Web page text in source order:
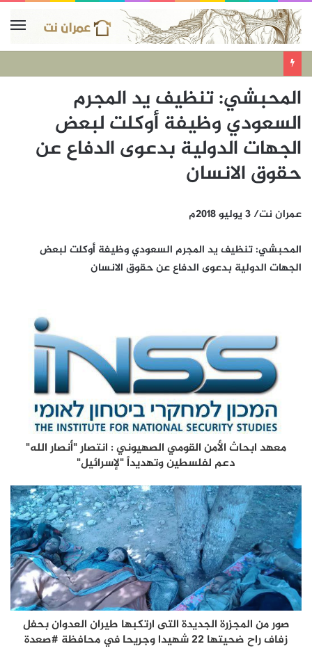
المحبشي: تنظيف يد المجرم
السعودي وظيفة أوكلت لبعض
الجهات الدولية بدعوى الدفاع عن
حقوق الانسان
عمران نت/ 3 يوليو 2018م
المحبشي: تنظيف يد المجرم السعودي وظيفة أوكلت لبعض
الجهات الدولية بدعوى الدفاع عن حقوق الانسان
معهد ابحاث الأمن القومي الصهيوني : انتصار "أنصار الله"
دعم لفلسطين وتهديداً "لإسرائيل"
صور من المجزرة الجديدة التى ارتكبها طيران العدوان بحفل
زفاف راح ضحيتها ٢٢ شهيدا وجريحا في محافظة #صعدة